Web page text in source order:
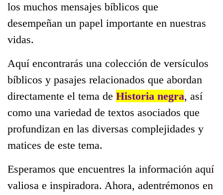
los muchos mensajes bíblicos que
desempeñan un papel importante en nuestras
vidas.
Aquí encontrarás una colección de versículos
bíblicos y pasajes relacionados que abordan
directamente el tema de Historia negra, así
como una variedad de textos asociados que
profundizan en las diversas complejidades y
matices de este tema.
Esperamos que encuentres la información aquí
valiosa e inspiradora. Ahora, adentrémonos en